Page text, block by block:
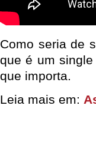
Como seria de
que é um
que importa.
Leia mais em: